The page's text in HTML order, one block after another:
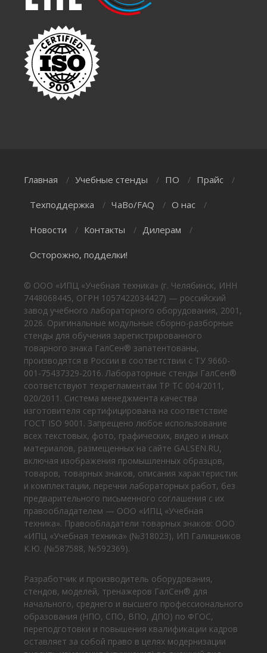
Главная / Учебные стенды / ПО / Прайс /
Техподдержка / ЧаВо/FAQ / О нас /
Новости / Контакты / Дилерам /
Осторожно, подделки!
© ООО «ИПЦ «Учебная техника» (г. Челябинск, ИНН
7448068445, ОГРН 1057422034427) — российский
завод учебного лабораторного оборудования, 2001,
2026. Оригинальные модульные сборно-разборные
стенды для обучения зарегистрированного
товарного знака ГалСен® запатентованы,
производятся в России в соответствии с ТУ 9660-
001-75437329-2016. Лабораторные стенды ГалСен®
соответствуют техрегламентам ТР ТС 004/2011,
020/2011. Система менеджмента качества
изготовителя сертифицирована на соответствие
ГОСТ ISO 9001. Запрещено любое использование
всех текстовых, фото, графических, видео и иных
материалов, размещенных на сайте GALSEN.RU,
включая изображения промышленных образцов,
товаров, товарных знаков, описания характеристик
и комплектации, перечни лабораторных работ, без
предварительного письменного соглашения с их
правообладателем — ООО «ИПЦ «Учебная
техника». Правообладатели товарных знаков: ООО
«ИПЦ «Учебная техника» (№318023), ИП Галишников
К.Ю. (№587588, №592369).
Разработчик и производитель оборудования,
стендов, моделей, тренажеров ГалСен® для
начального, среднего и высшего профессионального
образования (НПО, СПО, ВПО, ДПО) по ФГОС,
переподготовки и повышения квалификации кадров
оставляет за собой право в целях модернизации